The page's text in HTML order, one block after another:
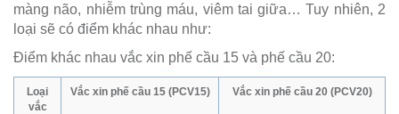
màng não, nhiễm trùng máu, viêm tai giữa… Tuy nhiên, 2
loại sẽ có điểm khác nhau như:
Điểm khác nhau vắc xin phế cầu 15 và phế cầu 20:
Loại
vắc
Vắc xin phế cầu 15 (PCV15) Vắc xin phế cầu 20 (PCV20)